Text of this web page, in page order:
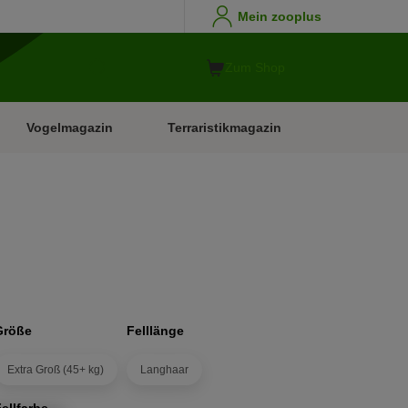
Mein zooplus
Vogelmagazin Terraristikmagazin
Extra Groß (45+ kg)
Felllänge
Langhaar